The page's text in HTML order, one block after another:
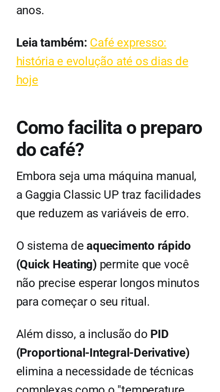
anos.
Leia também: Café expresso:
história e evolução até os dias de
hoje
Como facilita o preparo
do café?
Embora seja uma máquina manual,
a Gaggia Classic UP traz facilidades
que reduzem as variáveis de erro.
O sistema deaquecimento rápido
(Quick Heating) permite que você
não precise esperar longos minutos
para começar o seu ritual.
Além disso, a inclusão do PID
(Proportional-Integral-Derivative)
elimina a necessidade de técnicas